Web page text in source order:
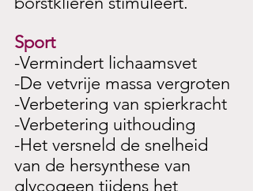
Sport
-Vermindert lichaamsvet
-De vetvrije massa vergroten
-Verbetering van spierkracht
-Verbetering uithouding
-Het versneld de snelheid
van de hersynthese van
glycogeen tijdens het